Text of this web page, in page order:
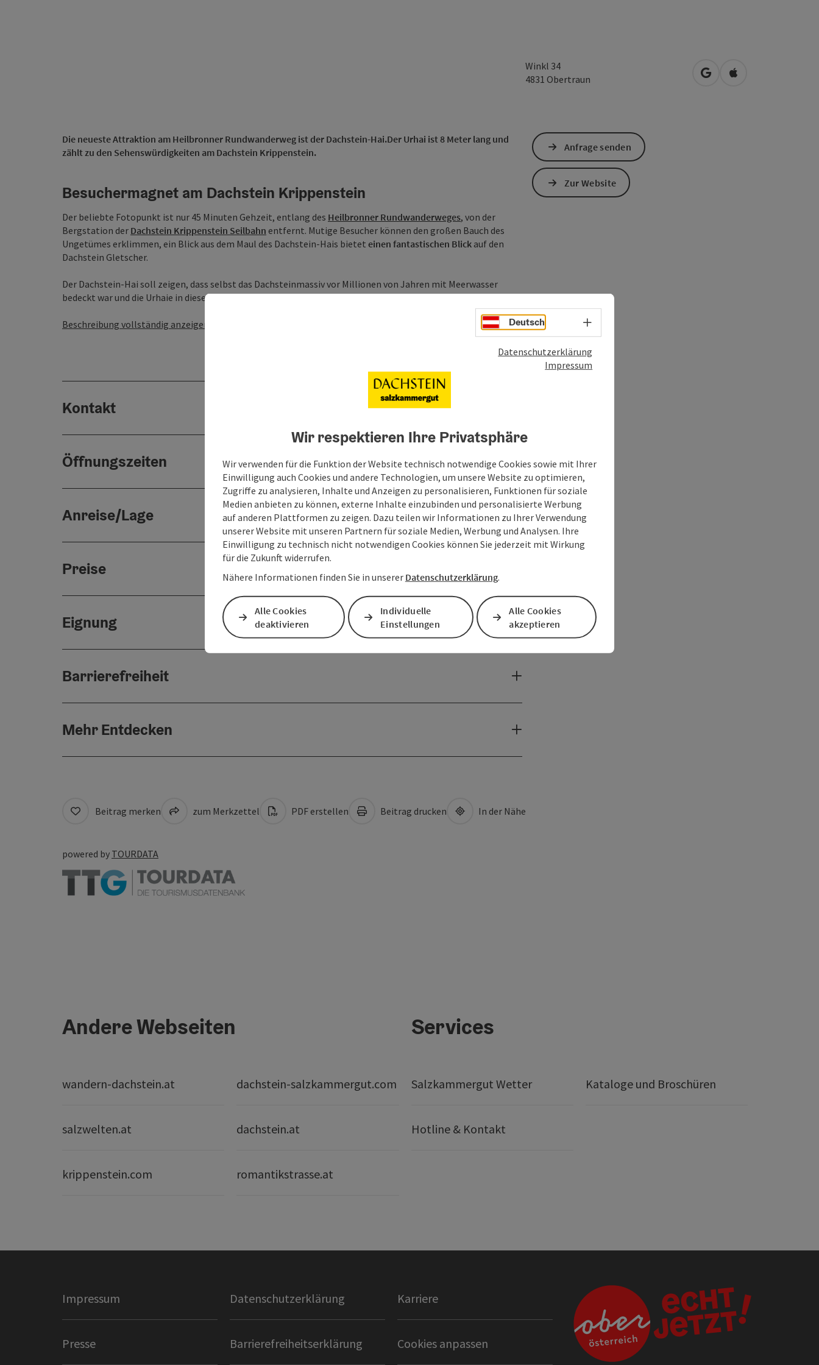
Winkl 34
4831 Obertraun in Google Maps öffnen
in Apple Maps
Die neueste Attraktion am Heilbronner Rundwanderweg ist der Dachstein-Hai.Der Urhai ist 8 Meter lang und
zählt zu den Sehenswürdigkeiten am Dachstein Krippenstein.
Besuchermagnet am Dachstein Krippenstein
Der beliebte Fotopunkt ist nur 45 Minuten Gehzeit, entlang des Heilbronner Rundwanderweges, von der
Bergstation der Dachstein Krippenstein Seilbahn entfernt. Mutige Besucher können den großen Bauch des
Ungetümes erklimmen, ein Blick aus dem Maul des Dachstein-Hais bietet einen fantastischen Blick auf den
Dachstein Gletscher.
Der Dachstein-Hai soll zeigen, dass selbst das Dachsteinmassiv vor Millionen von Jahren mit Meerwasser
bedeckt war und die Urhaie in diesem Gebiet gelebt haben. Der neue Besuchermagnet wurde im August 2013 ...
Beschreibung vollständig anzeigen
Kontakt
Öffnungszeiten
Anreise/Lage
Preise
Eignung
Barrierefreiheit
Mehr Entdecken
Anfrage senden
Zur Website
Beitrag merken zum Merkzettel PDF erstellen Beitrag drucken In der Nähe
powered by TOURDATA
Andere Webseiten
wandern-dachstein.at dachstein-salzkammergut.com
salzwelten.at dachstein.at
krippenstein.com romantikstrasse.at
Services
Salzkammergut Wetter Kataloge und Broschüren
Hotline & Kontakt
Impressum Datenschutzerklärung Karriere
Presse Barrierefreiheitserklärung Cookies anpassen
Deutsch Sprachwahl - Menü öffnen
Datenschutzerklärung
Impressum
Wir respektieren Ihre Privatsphäre
Wir verwenden für die Funktion der Website technisch notwendige Cookies sowie mit Ihrer
Einwilligung auch Cookies und andere Technologien, um unsere Website zu optimieren,
Zugriffe zu analysieren, Inhalte und Anzeigen zu personalisieren, Funktionen für soziale
Medien anbieten zu können, externe Inhalte einzubinden und personalisierte Werbung
auf anderen Plattformen zu zeigen. Dazu teilen wir Informationen zu Ihrer Verwendung
unserer Website mit unseren Partnern für soziale Medien, Werbung und Analysen. Ihre
Einwilligung zu technisch nicht notwendigen Cookies können Sie jederzeit mit Wirkung
für die Zukunft widerrufen.
Nähere Informationen finden Sie in unserer Datenschutzerklärung.
Alle Cookies
deaktivieren
Individuelle
Einstellungen
Alle Cookies
akzeptieren